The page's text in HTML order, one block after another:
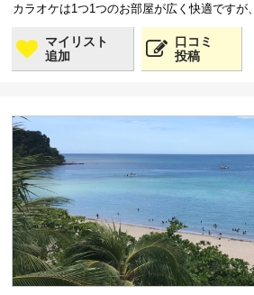
マイリスト
追加
口コミ
投稿
カラオケは1つ1つのお部屋が広く快適ですが